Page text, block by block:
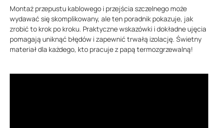
Montaż przepustu kablowego i przejścia szczelnego może
wydawać się skomplikowany, ale ten poradnik pokazuje, jak
zrobić to krok po kroku. Praktyczne wskazówki i dokładne ujęcia
pomagają uniknąć błędów i zapewnić trwałą izolację. Świetny
materiał dla każdego, kto pracuje z papą termozgrzewalną!